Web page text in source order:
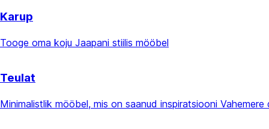
Karup
Tooge oma koju Jaapani stiilis mööbel
Teulat
Minimalistlik mööbel, mis on saanud inspiratsiooni Vahemere